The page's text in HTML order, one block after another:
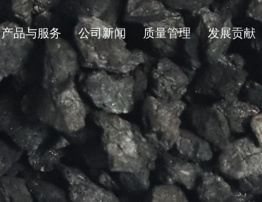
产品与服务 公司新闻 质量管理 发展贡献
活性炭
污染治理
企业介绍
发展历程
专利证书
生产设施
品质管理
循环再生
招聘岗位